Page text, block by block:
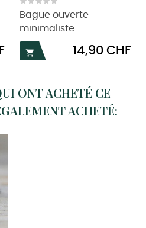
Bague ouverte
minimaliste...

Prix
14,90 CHF
ONT ACHETÉ CE
ACHETÉ: